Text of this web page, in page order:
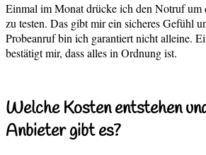
Einmal im Monat drücke ich den Notruf um
zu testen. Das gibt mir ein sicheres Gefühl
Probeanruf bin ich garantiert nicht alleine.
bestätigt mir, dass alles in Ordnung ist.
Welche Kosten entstehen
Anbieter gibt es?